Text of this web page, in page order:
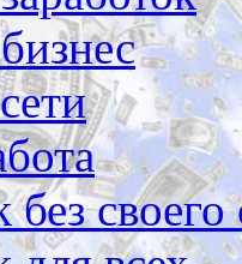
без своего